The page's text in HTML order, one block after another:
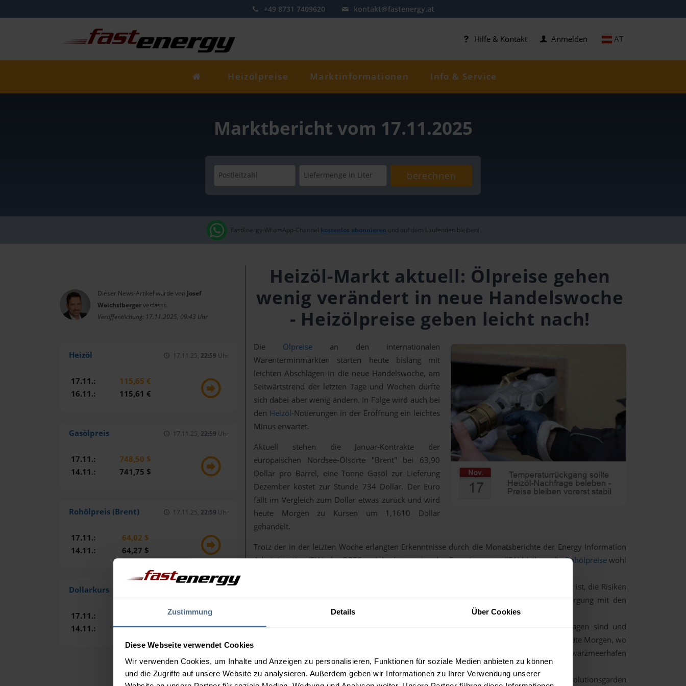
Zustimmung Details Über Cookies
Diese Webseite verwendet Cookies
Wir verwenden Cookies, um Inhalte und Anzeigen zu personalisieren, Funktionen für soziale Medien anbieten zu können
und die Zugriffe auf unsere Website zu analysieren. Außerdem geben wir Informationen zu Ihrer Verwendung unserer
+49 8731 7409620 kontakt@fastenergy.at
AT
Hilfe & Kontakt Anmelden
Heizölpreise Marktinformationen Info & Service
Marktbericht vom 17.11.2025
Postleitzahl Liefermenge in Liter berechnen
FastEnergy-WhatsApp-Channel kostenlos abonnieren und auf dem Laufenden bleiben!
Dieser News-Artikel wurde von Josef
Weichslbergerverfasst.
Veröffentlichung: 17.11.2025, 09:43 Uhr
Heizöl 17.11.25, 22:59 Uhr
17.11.:
115,65 €
16.11.:
115,61 €
Gasölpreis 17.11.25, 22:59 Uhr
17.11.:
748,50 $
14.11.:
741,75 $
Rohölpreis (Brent) 17.11.25, 22:59 Uhr
17.11.:
64,02 $
14.11.:
64,27 $
Dollarkurs
17.11.:
14.11.:
0,8607 €
Heizöl-Markt aktuell: Ölpreise gehen
wenig verändert in neue Handelswoche
- Heizölpreise geben leicht nach!
Die Ölpreise an den internationalen
Warenterminmärkten starten heute bislang mit
leichten Abschlägen in die neue Handelswoche, am
Seitwärtstrend der letzten Tage und Wochen dürfte
sich dabei aber wenig ändern. In Folge wird auch bei
den Heizöl-Notierungen in der Eröffnung ein leichtes
Minus erwartet.
Aktuell stehen die Januar-Kontrakte der
europäischen Nordsee-Ölsorte "Brent" bei 63,90
Dollar pro Barrel, eine Tonne Gasöl zur Lieferung
Dezember kostet zur Stunde 734 Dollar. Der Euro
fällt im Vergleich zum Dollar etwas zurück und wird
heute Morgen zu Kursen um 1,1610 Dollar
gehandelt.
Trotz der in der letzten Woche erlangten Erkenntnisse durch die Monatsberichte der Energy Information
Administration (EIA), der OPEC und der Internationalen Energieagentur (IEA) bleiben, dieRohölpreisewohl
Denn nach wie vor ist klar, dass der Ölmarkt global gesehen derzeit mehr als gut versorgt ist, die Risiken
kurzfristiger Störungen, vor allem auf der Verarbeitungsseite und damit bei der Versorgung mit den
Endprodukten Heizöl bzw. Diesel und Benzin, aber allgegenwärtig sind.
Vor allem die Russland-Sanktionen und die ukrainischen Angriffe auf russische Ölanlagen sind und
bleiben hier das bestimmende Themen und fordern eine Risikoprämie ein. So wie auch heute Morgen, wo
die Meldung über die Wiederaufnahme der Ölverladungen über den russischen Schwarzmeerhafen
Noworossijsk die Ölpreisekurzzeitig etwas nach unten gedrückt hat.
Dem wirkt die Nachricht über die Beschlagnahmung eines Öltankers durch iranische Revolutionsgarden